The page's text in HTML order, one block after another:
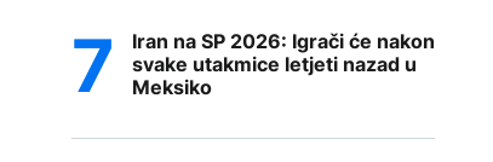
Iran na SP 2026: Igrači će nakon
svake utakmice letjeti nazad u
Meksiko